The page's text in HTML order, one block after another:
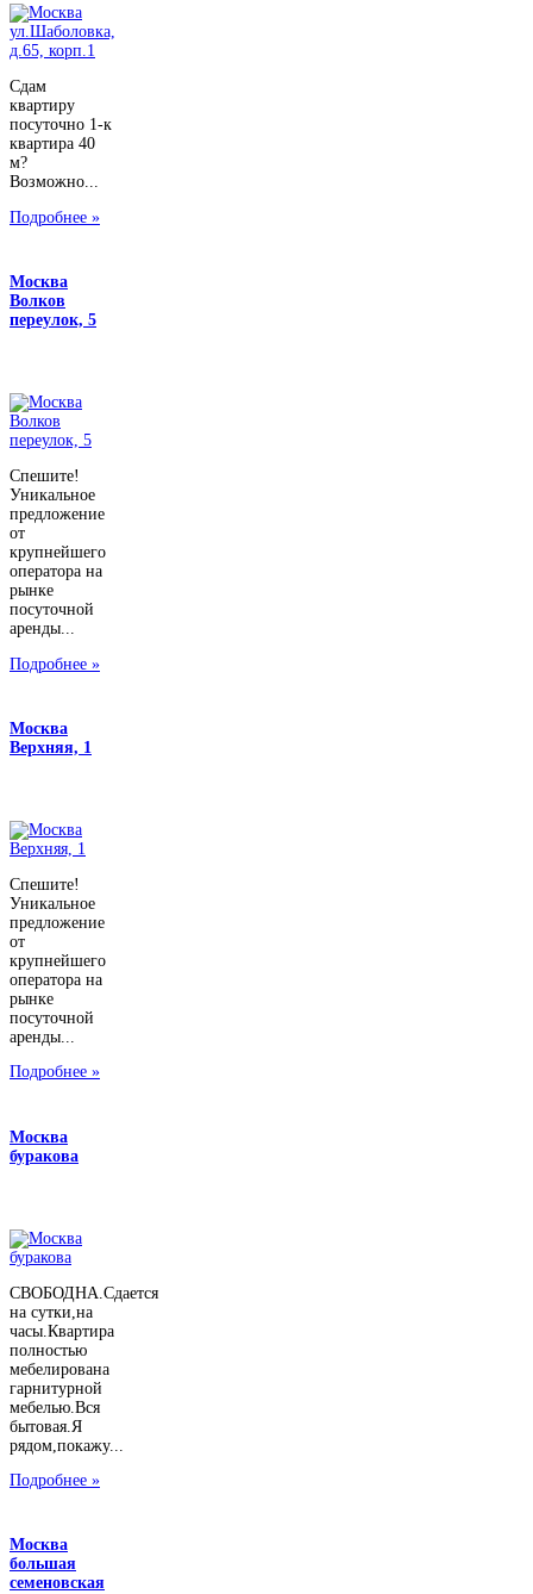
Сдам
квартиру
посуточно 1-к
квартира 40
м?
Возможно...
Подробнее »
Москва
Волков
переулок, 5
Спешите!
Уникальное
предложение
от
крупнейшего
оператора на
рынке
посуточной
аренды...
Подробнее »
Москва
Верхняя, 1
Спешите!
Уникальное
предложение
от
крупнейшего
оператора на
рынке
посуточной
аренды...
Подробнее »
Москва
буракова
СВОБОДНА.Сдается
на сутки,на
часы.Квартира
полностью
мебелирована
гарнитурной
мебелью.Вся
бытовая.Я
рядом,покажу...
Подробнее »
Москва
большая
семеновская